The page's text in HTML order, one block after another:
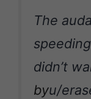
The
didn’t
byu/